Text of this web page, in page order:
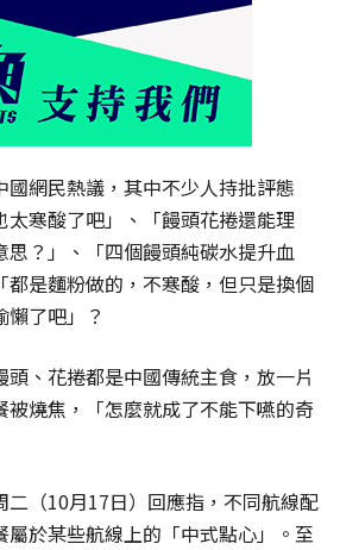
網民熱議，其中不少人持批評態
太寒酸了吧」、「饅頭花捲還能理
思？」、「四個饅頭純碳水提升血
都是麵粉做的，不寒酸，但只是換個
了吧」？
、花捲都是中國傳統主食，放一片
被燒焦，「怎麼就成了不能下嚥的奇
二（10月17日）回應指，不同航線配
屬於某些航線上的「中式點心」。至